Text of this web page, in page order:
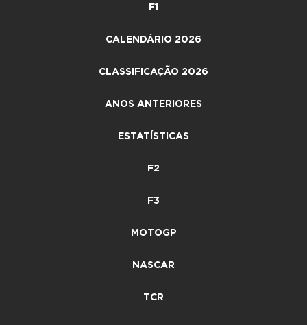
F1
CALENDÁRIO 2026
CLASSIFICAÇÃO 2026
ANOS ANTERIORES
ESTATÍSTICAS
F2
F3
MOTOGP
NASCAR
TCR